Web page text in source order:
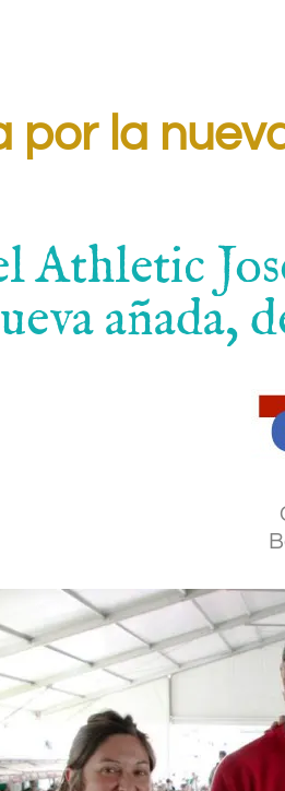
por la
Athletic
añada,